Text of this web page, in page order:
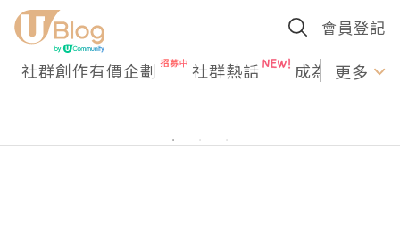
會員登記
社群創作有價企劃 社群熱話 成為U更多